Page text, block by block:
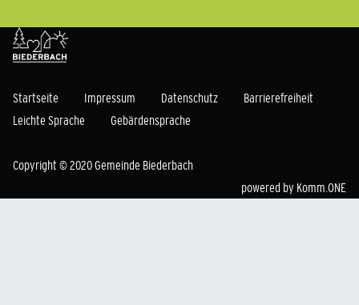
Startseite Impressum Datenschutz
Barrierefreiheit
Leichte Sprache
Gebärdensprache
Copyright © 2020 Gemeinde Biederbach
powered by Komm.ONE